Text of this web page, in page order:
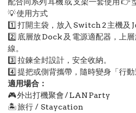
💡 使用方式
1️⃣ 打開主袋，放入 Switch 2 主機及
2️⃣ 底層放 Dock 及 電源適配器，上
線。
3️⃣ 拉鍊全封設計，安全收納。
4️⃣ 提把或側背攜帶，隨時變身「行
適用場合：
🎮 外出打機聚會 / LAN Party
🏝️ 旅行 / Staycation